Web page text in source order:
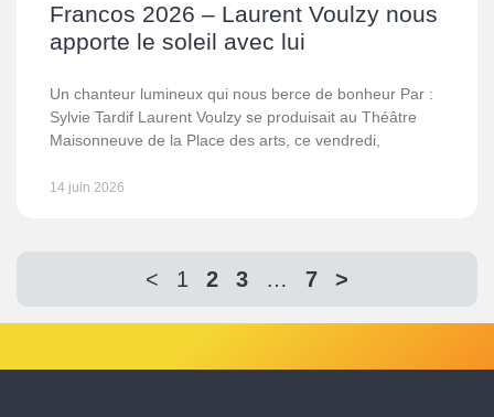
Francos 2026 – Laurent Voulzy nous
apporte le soleil avec lui
Un chanteur lumineux qui nous berce de bonheur Par :
Sylvie Tardif Laurent Voulzy se produisait au Théâtre
Maisonneuve de la Place des arts, ce vendredi,
14 juin 2026
< 1 2 3 … 7 >